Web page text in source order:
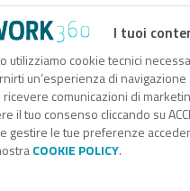
I tuoi
utilizziamo cookie tecnici
un’esperienza di
comunicazioni di
il tuo consenso cliccando su
gestire le tue preferenze
COOKIE POLICY.
Rss
pulsante per copiare il link